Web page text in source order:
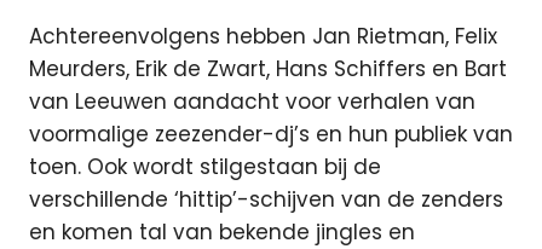
Achtereenvolgens hebben Jan Rietman, Felix
Meurders, Erik de Zwart, Hans Schiffers en Bart
van Leeuwen aandacht voor verhalen van
voormalige zeezender-dj’s en hun publiek van
toen. Ook wordt stilgestaan bij de
verschillende ‘hittip’-schijven van de zenders
en komen tal van bekende jingles en